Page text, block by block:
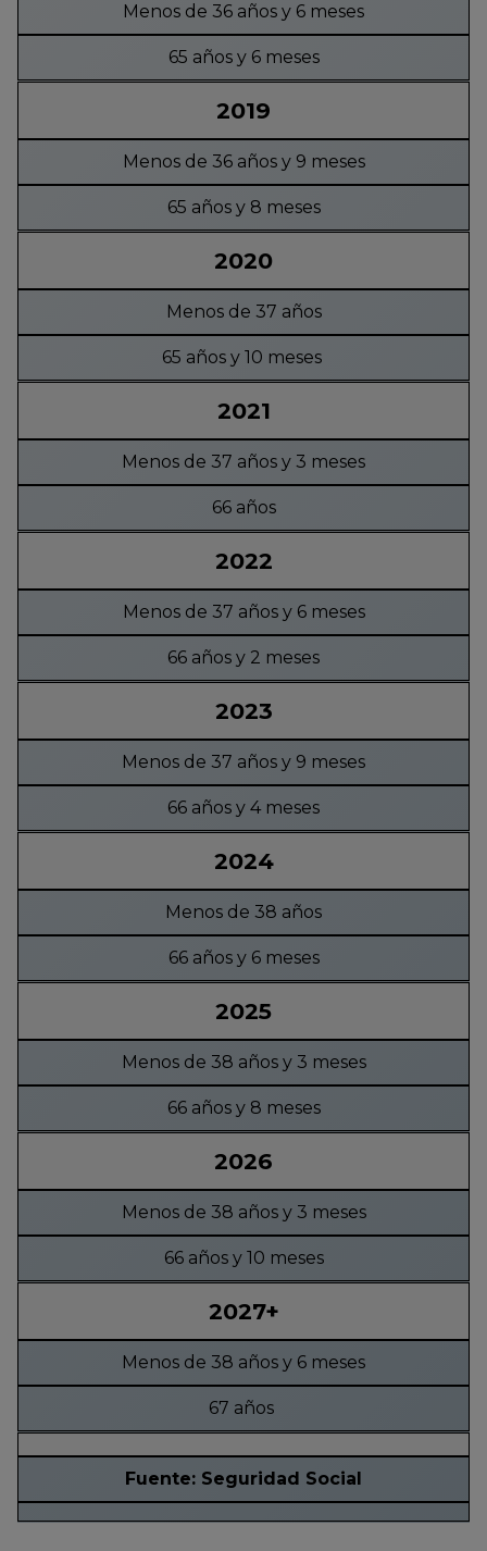
Menos de 36 años y 6 meses
65 años y 6 meses
2019
Menos de 36 años y 9 meses
65 años y 8 meses
2020
Menos de 37 años
65 años y 10 meses
2021
Menos de 37 años y 3 meses
66 años
2022
Menos de 37 años y 6 meses
66 años y 2 meses
2023
Menos de 37 años y 9 meses
66 años y 4 meses
2024
Menos de 38 años
66 años y 6 meses
2025
Menos de 38 años y 3 meses
66 años y 8 meses
2026
Menos de 38 años y 3 meses
66 años y 10 meses
2027+
Menos de 38 años y 6 meses
67 años
Fuente: Seguridad Social